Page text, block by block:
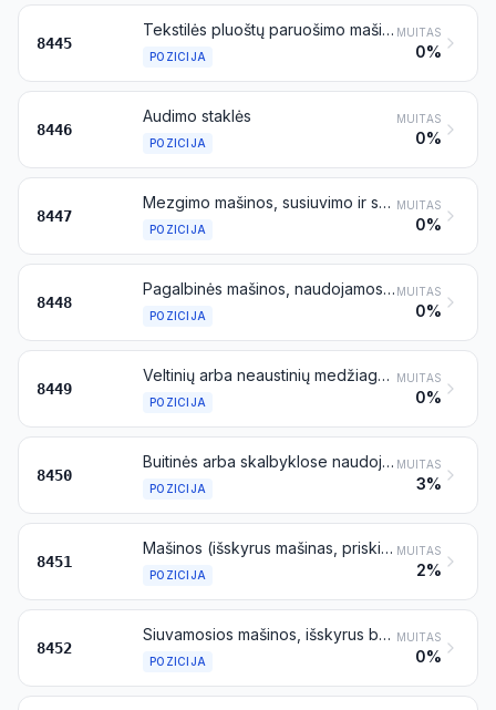
8445
Tekstilės pluoštų paruošimo mašinos; verptuvai, dvejinimo arba sukimo mašinos ir kitos tekstilės siūlų gamybos mašinos; tekstilės lenkimo arba pervijimo mašinos (įskaitant ataudų pervijimo mašinas) ir mašinos, paruošiančios tekstilės siūlus ir verpalus naudoti mašinose, priskiriamose 8446 arba 8447 pozicijai
POZICIJA
MUITAS
0%
8446
Audimo staklės
POZICIJA
MUITAS
0%
8447
Mezgimo mašinos, susiuvimo ir sumezgimo mašinos, apvytinių verpalų, tiulio, nėrinių, siuvinėjimų, aplikacijų gamybos mašinos, pynimo arba tinklų mezgimo mašinos ir pūko įsiuvimo mašinos
POZICIJA
MUITAS
0%
8448
Pagalbinės mašinos, naudojamos kartu su mašinomis, priskiriamomis 8444, 8445, 8446 arba 8447 pozicijai (pavyzdžiui, nytkėlės mechanizmai, žakardo mašinos, automatinio sustabdymo įtaisai ir šaudyklių pakeitimo mechanizmai); dalys ir pagalbinė įranga, naudojama vien tik arba daugiausia su mašinomis, priskiriamomis šiai pozicijai arba 8444, 8445, 8446 ar 8447 pozicijai (pavyzdžiui, verpstės ir sparninės verpstės, karštuvų garnitūrai, šukos, filjerės, šaudyklės, nytelės ir nytys, mezgimo adatos)
POZICIJA
MUITAS
0%
8449
Veltinių arba neaustinių medžiagų rietime arba tam tikrų jų formų gamybos arba apdailos mašinos, įskaitant fetrinių skrybėlių gamybos mašinas; skrybėlių gamybos formos
POZICIJA
MUITAS
0%
8450
Buitinės arba skalbyklose naudojamos skalbyklės, įskaitant mašinas, atliekančias skalbimo ir džiovinimo funkcijas
POZICIJA
MUITAS
3%
8451
Mašinos (išskyrus mašinas, priskiriamas 8450 pozicijai), naudojamos tekstilės siūlams, tekstilės gaminiams arba gataviems tekstilės dirbiniams skalbti, valyti, gręžti, džiovinti, lyginti, presuoti (įskaitant laminavimo presus), balinti, dažyti, taurinti, dailinti, padengti arba įmirkyti, ir mašinos, užtepančios pastos sluoksnį ant tekstilės audinio arba ant kito pagrindo, naudojamos linoleumo ir panašių grindų dangų gamyboje; tekstilės gaminių vyniojimo į rietimus, išvyniojimo iš rietimų, dvilinkavimo, kirpimo ir kraštų apkirpimo dantukais mašinos
POZICIJA
MUITAS
2%
8452
Siuvamosios mašinos, išskyrus brošiūravimo mašinas, priskiriamas 8440 pozicijai; baldai, stovai ir dangčiai, specialiai pritaikyti siuvamosioms mašinoms; siuvamųjų mašinų adatos
POZICIJA
MUITAS
0%